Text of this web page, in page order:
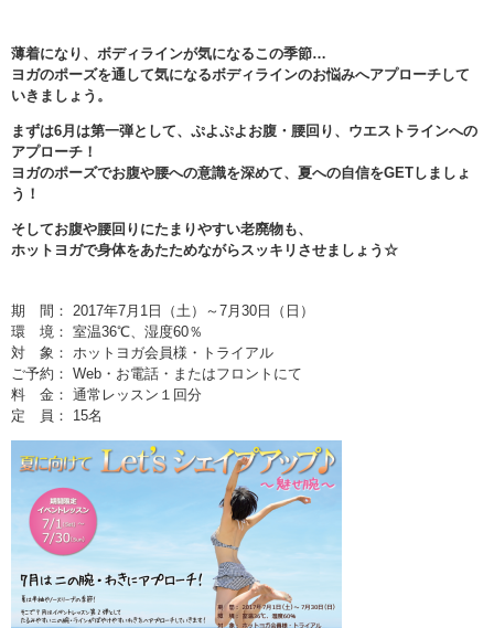
薄着になり、ボディラインが気になるこの季節…
ヨガのポーズを通して気になるボディラインのお悩みへアプローチして
いきましょう。
まずは6月は第一弾として、ぷよぷよお腹・腰回り、ウエストラインへの
アプローチ！
ヨガのポーズでお腹や腰への意識を深めて、夏への自信をGETしましょ
う！
そしてお腹や腰回りにたまりやすい老廃物も、
ホットヨガで身体をあたためながらスッキリさせましょう☆
期 間： 2017年7月1日（土）～7月30日（日）
環 境： 室温36℃、湿度60％
対 象： ホットヨガ会員様・トライアル
ご予約： Web・お電話・またはフロントにて
料 金： 通常レッスン１回分
定 員： 15名
ご入会のご予約
お問い合わせ
採用情報
プライバシーポリシー